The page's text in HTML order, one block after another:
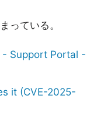
っている。
Support Portal -
it (CVE-2025-